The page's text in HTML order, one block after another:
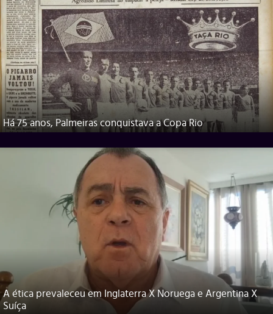
Há 75 anos, Palmeiras conquistava a Copa Rio
A ética prevaleceu em Inglaterra X Noruega e Argentina X
Suíça